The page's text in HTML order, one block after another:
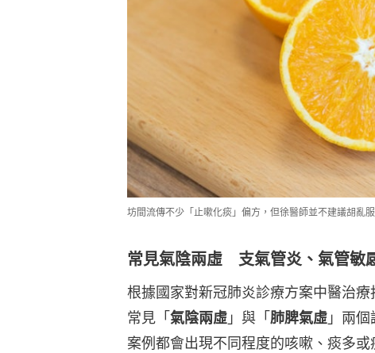
坊間流傳不少「止嗽化痰」偏方，但徐醫師並不建議胡亂
常見氣陰兩虛 支氣管炎、氣管敏
根據國家對新冠肺炎診療方案中醫治
常見「 氣陰兩虛 」與「 肺脾氣虛 」兩
案例都會出現不同程度的咳嗽、痰多